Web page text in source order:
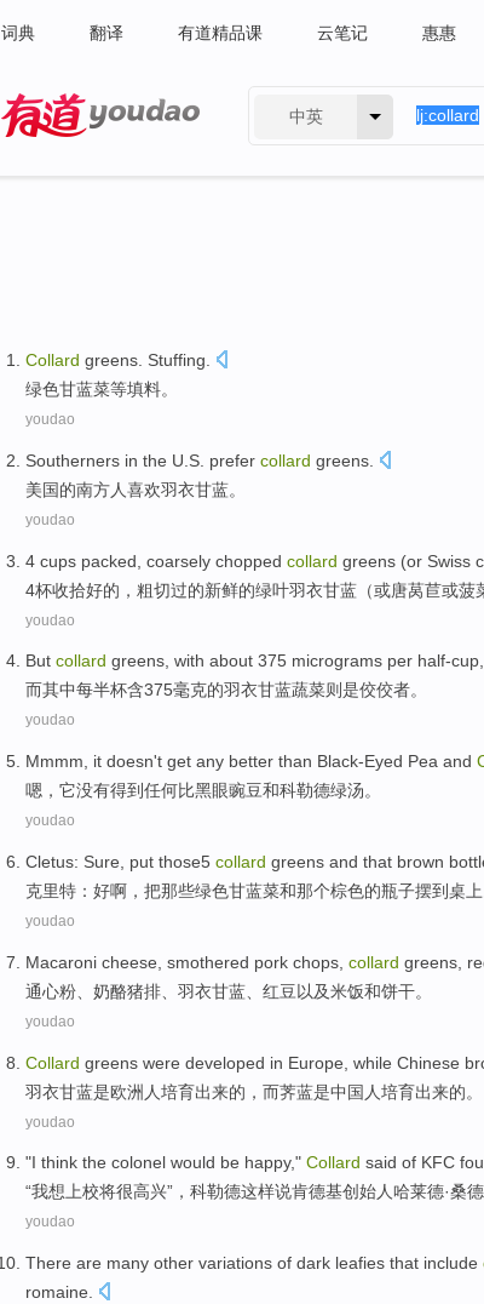
词典 翻译 有道精品课 云笔记 惠惠
中英
Collard greens Stuffing
绿色甘蓝菜等填料。
youdao
Southerners in the U.S. prefer collard greens.
美国的南方人喜欢羽衣甘蓝。
youdao
4 cups packed coarsely chopped collard greens (or Swiss
4杯收拾好的 ， 粗切过的新鲜的绿叶羽衣甘蓝（或唐莴苣或菠
youdao
But collard greens, with about 375 micrograms per half-cup,
而其中每半杯含375毫克的羽衣甘蓝蔬菜则是佼佼者。
youdao
Mmmm it doesn't get any better than Black-Eyed Pea and
嗯 ， 它没有得到任何比黑眼豌豆和科勒德绿汤。
youdao
Cletus: Sure, put those5 collard greens and that brown
克里特 ：好啊， 把那些绿色甘蓝菜和那个棕色的瓶子摆到桌上
youdao
Macaroni cheese smothered pork chops collard greens,
通心粉、 奶酪猪排 羽衣甘蓝、 红豆以及米饭和饼干。
youdao
Collard greens were developed in Europe while Chinese
羽衣甘蓝是欧洲 人培育出来的， 而荠蓝是中国人培育出来的。
youdao
"I think the colonel would be happy," Collard said of KFC
“我想上校将很高兴”， 科勒德这样说肯德基创始人哈莱德·桑
youdao
There are many other variations of dark leafies that include
romaine